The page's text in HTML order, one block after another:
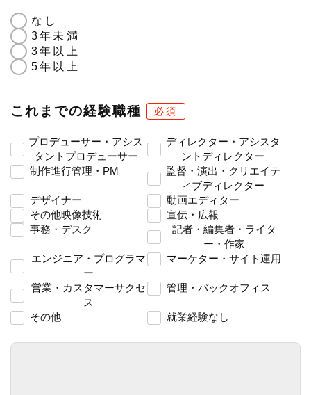
なし
3年未満
3年以上
5年以上
これまでの経験職種 必須
プロデューサー・アシス
タントプロデューサー
ディレクター・アシスタ
ントディレクター
制作進行管理・PM
監督・演出・クリエイテ
ィブディレクター
デザイナー
動画エディター
その他映像技術
宣伝・広報
事務・デスク
記者・編集者・ライタ
ー・作家
エンジニア・プログラマ
ー
マーケター・サイト運用
営業・カスタマーサクセ
ス
管理・バックオフィス
その他 就業経験なし